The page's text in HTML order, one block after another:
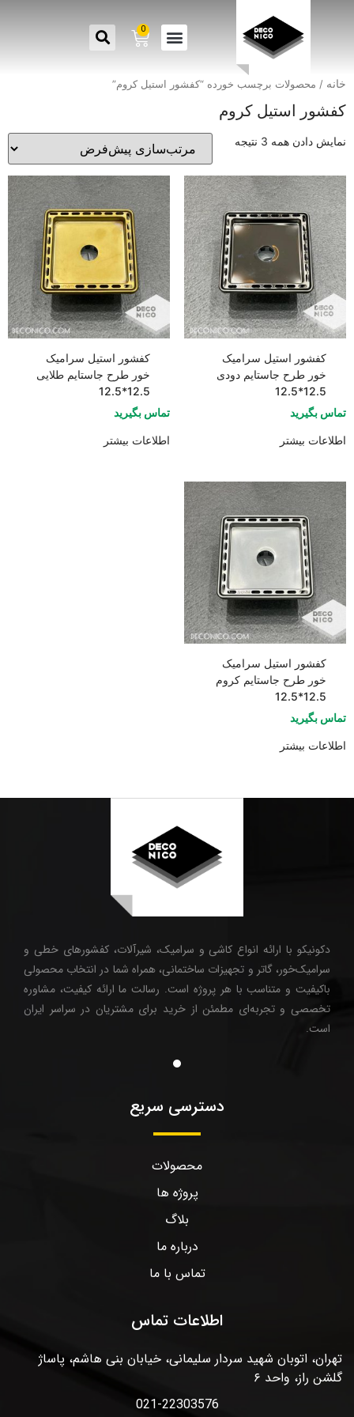
0
خانه / محصولات برچسب خورده “کفشور استیل کروم”
کفشور استیل کروم
نمایش دادن همه 3 نتیجه
کفشور استیل سرامیک
خور طرح جاستایم دودی
12.5*12.5
تماس بگیرید
اطلاعات بیشتر
کفشور استیل سرامیک
خور طرح جاستایم طلایی
12.5*12.5
تماس بگیرید
اطلاعات بیشتر
کفشور استیل سرامیک
خور طرح جاستایم کروم
12.5*12.5
تماس بگیرید
اطلاعات بیشتر
دکونیکو با ارائه انواع کاشی و سرامیک، شیرآلات، کفشورهای خطی و
سرامیک‌خور، گاتر و تجهیزات ساختمانی، همراه شما در انتخاب محصولی
باکیفیت و متناسب با هر پروژه است. رسالت ما ارائه کیفیت، مشاوره
تخصصی و تجربه‌ای مطمئن از خرید برای مشتریان در سراسر ایران
است.
دسترسی سریع
محصولات
پروژه ها
بلاگ
درباره ما
تماس با ما
اطلاعات تماس
تهران، اتوبان شهید سردار سلیمانی، خیابان بنی هاشم، پاساژ
گلشن راز، واحد ۶
021-22303576